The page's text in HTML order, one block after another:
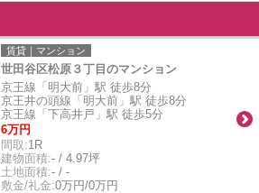
賃貸｜マンション
世田谷区松原３丁目のマンション
京王線「明大前」駅 徒歩8分
京王井の頭線「明大前」駅 徒歩8分
京王線「下高井戸」駅 徒歩5分
6万円
間取:1R
建物面積:- / 4.97坪
土地面積:- / -
敷金/礼金:0万円/0万円